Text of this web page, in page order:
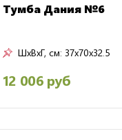
Тумба Дания №6
ШxВxГ, см: 37x70x32.5
12 006 руб